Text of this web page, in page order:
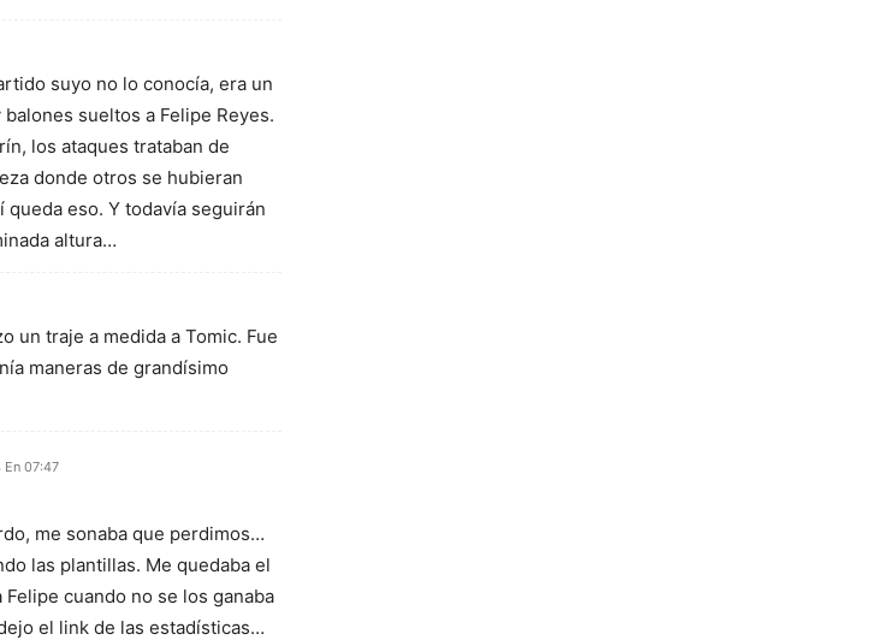
suyo no lo conocía, era un
sueltos a Felipe Reyes.
los ataques trataban de
donde otros se hubieran
eso. Y todavía seguirán
altura…
un traje a medida a Tomic. Fue
maneras de grandísimo
07:47
me sonaba que perdimos…
las plantillas. Me quedaba el
cuando no se los ganaba
el link de las estadísticas…